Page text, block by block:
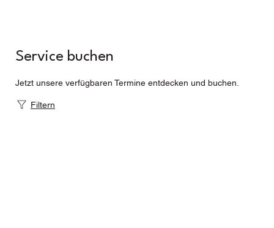
Service buchen
Jetzt unsere verfügbaren Termine entdecken und buchen.
Filtern